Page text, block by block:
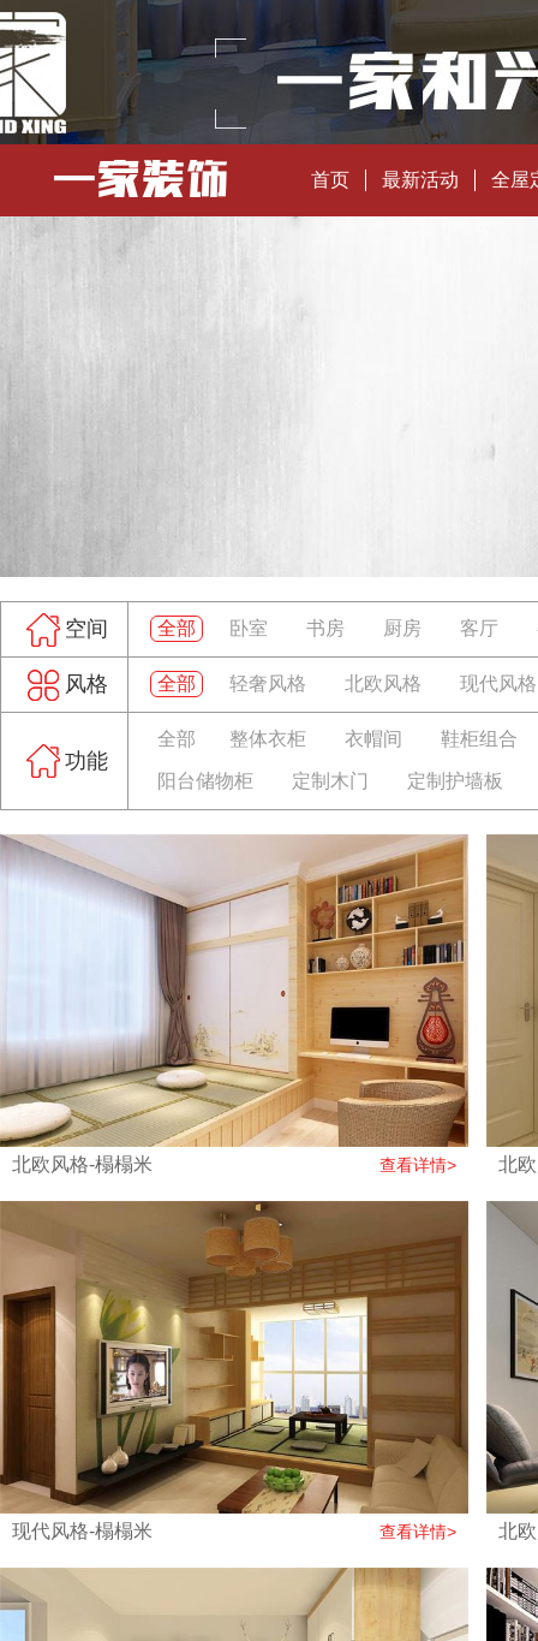
首页 最新活动 全屋
空间 全部 卧室 书房 厨房 客厅
风格 全部 轻奢风格 北欧风格 现代风格
功能
全部 整体衣柜 衣帽间 鞋柜组合
阳台储物柜 定制木门 定制护墙板
北欧风格-榻榻米 查看详情> 北
现代风格-榻榻米 查看详情> 北